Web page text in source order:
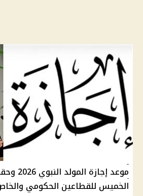
موعد
الخميس للقطاعين الحكومي